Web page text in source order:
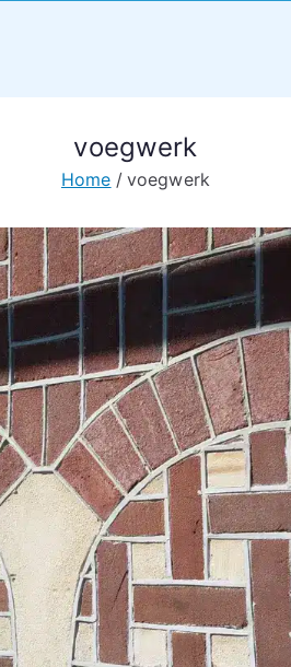
voegwerk
Home voegwerk